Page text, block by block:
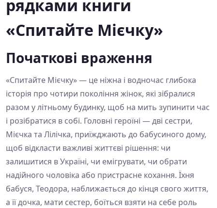
рядками книги
«Спитайте Мієчку»
Початкові враження
«Спитайте Мієчку» — це ніжна і водночас глибока
історія про чотири покоління жінок, які зібралися
разом у літньому будинку, щоб на мить зупинити час
і розібратися в собі. Головні героїні — дві сестри,
Мієчка та Лілічка, приїжджають до бабусиного дому,
щоб відкласти важливі життєві рішення: чи
залишитися в Україні, чи емігрувати, чи обрати
надійного чоловіка або пристрасне кохання. Їхня
бабуся, Теодора, наближається до кінця свого життя,
а її дочка, мати сестер, боїться взяти на себе роль